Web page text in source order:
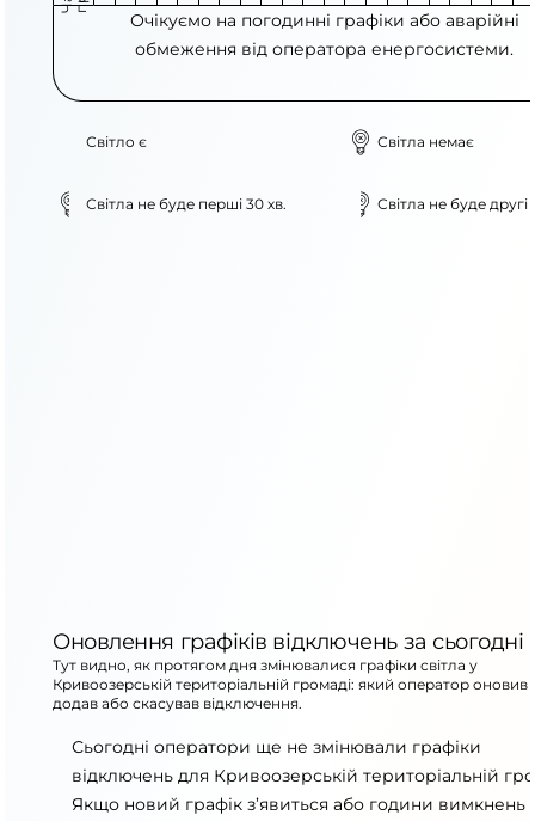
Очікуємо на погодинні графіки або аварійні
обмеження від оператора енергосистеми.
Світло є Світла немає
Світла не буде перші 30 хв. Світла не буде другі
Оновлення графіків відключень за сьогодні
Тут видно, як протягом дня змінювалися графіки світла у
Кривоозерській територіальній громаді: який оператор оновив
додав або скасував відключення.
Сьогодні оператори ще не змінювали графіки
відключень для Кривоозерській територіальній
Якщо новий графік з’явиться або години вимкнень